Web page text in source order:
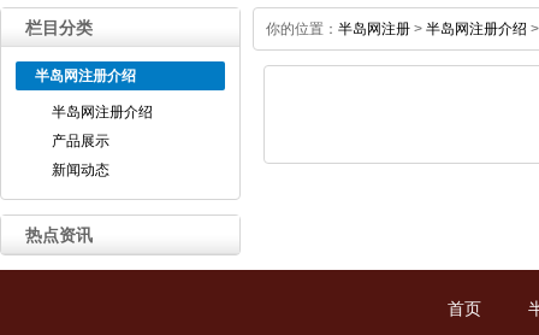
栏目分类
半岛网注册介绍
半岛网注册介绍
产品展示
新闻动态
热点资讯
你的位置： 半岛网注册 > 半岛网注册介绍 >
首页